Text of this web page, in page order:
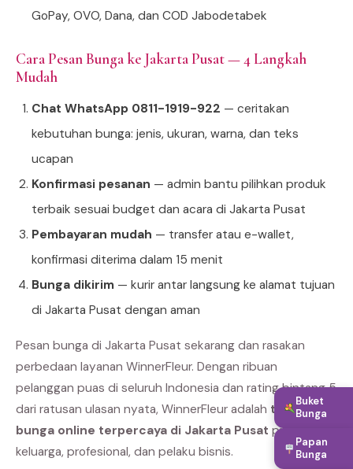
GoPay, OVO, Dana, dan COD Jabodetabek
Cara Pesan Bunga ke Jakarta Pusat — 4 Langkah
Mudah
Chat WhatsApp 0811-1919-922 — ceritakan
kebutuhan bunga: jenis, ukuran, warna, dan teks
ucapan
Konfirmasi pesanan — admin bantu pilihkan produk
terbaik sesuai budget dan acara di Jakarta Pusat
Pembayaran mudah — transfer atau e-wallet,
konfirmasi diterima dalam 15 menit
Bunga dikirim — kurir antar langsung ke alamat tujuan
di Jakarta Pusat dengan aman
Pesan bunga di Jakarta Pusat sekarang dan rasakan
perbedaan layanan WinnerFleur. Dengan ribuan
pelanggan puas di seluruh Indonesia dan rating bintang 5
dari ratusan ulasan nyata, WinnerFleur adalah toko
bunga online terpercaya di Jakarta Pusat pilihan
keluarga, profesional, dan pelaku bisnis.
Buket
Bunga
Papan
Bunga